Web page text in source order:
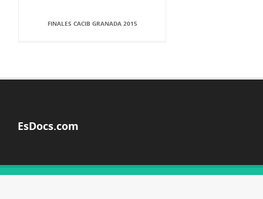
FINALES CACIB GRANADA 2015
EsDocs.com